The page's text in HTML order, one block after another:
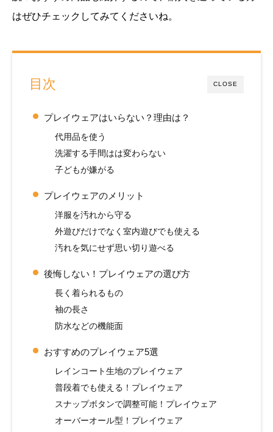
はぜひチェックしてみてくださいね。
CLOSE
目次
プレイウェアはいらない？理由は？
代用品を使う
洗濯する手間はは変わらない
子どもが嫌がる
プレイウェアのメリット
洋服を汚れから守る
外遊びだけでなく室内遊びでも使える
汚れを気にせず思い切り遊べる
後悔しない！プレイウェアの選び方
長く着られるもの
袖の長さ
防水などの機能面
おすすめのプレイウェア5選
レインコート生地のプレイウェア
普段着でも使える！プレイウェア
スナップボタンで調整可能！プレイウェア
オーバーオール型！プレイウェア